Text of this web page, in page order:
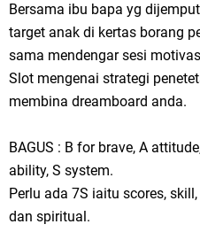
Bersama ibu bapa yg
target anak di kertas borang
sama mendengar sesi
Slot mengenai strategi
membina dreamboard anda.
BAGUS : B for brave, A
ability, S system.
Perlu ada 7S iaitu scores,
dan spiritual.